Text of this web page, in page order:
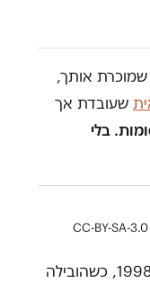
שמוכרת אותך,
שעובדת אך
בלי
כמעט עשרים שנה עברו מאז שנת 1998, כשהובילה